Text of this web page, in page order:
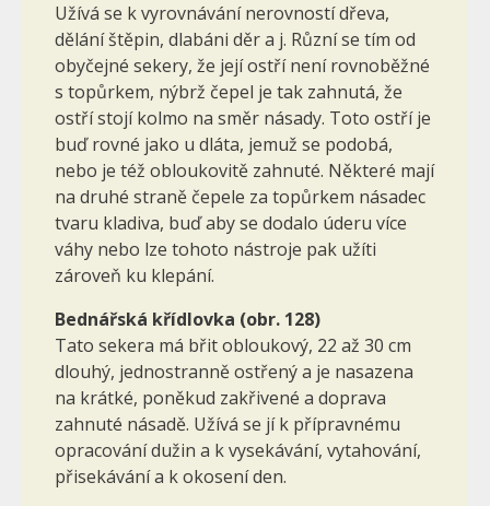
Užívá se k vyrov­návání nerovností dřeva,
dělání štěpin, dlabáni děr a j. Různí se tím od
obyčejné sekery, že její ostří není rovnoběžné
s topůrkem, nýbrž čepel je tak zahnutá, že
ostří stojí kolmo na směr násady. Toto ostří je
buď rovné jako u dláta, jemuž se podobá,
nebo je též obloukovitě zahnuté. Některé mají
na druhé straně čepele za topůrkem násadec
tvaru kladiva, buď aby se dodalo úderu více
váhy nebo lze tohoto nástroje pak užíti
zároveň ku klepání.
Bednářská křídlovka (obr. 128)
Tato sekera má břit obloukový, 22 až 30 cm
dlouhý, jednostranně ostřený a je nasazena
na krátké, poněkud zakřivené a doprava
zahnuté násadě. Užívá se jí k přípravnému
opracování dužin a k vysekávání, vytahování,
přisekávání a k okosení den.